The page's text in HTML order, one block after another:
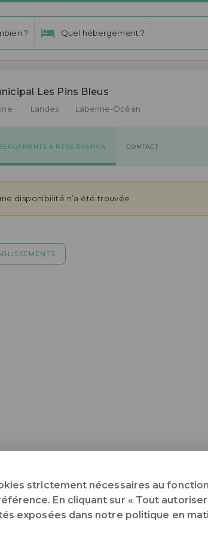
? Quel hébergement ?
Les Pins Bleus
Landes Labenne-Océan
& RÉSERVATION CONTACT
disponibilité n’a été trouvée.
strictement nécessaires au
En cliquant sur « Tout
exposées dans notre politique en